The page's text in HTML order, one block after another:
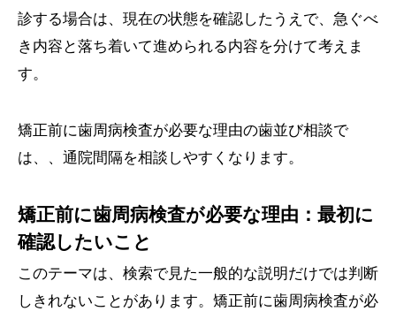
診する場合は、現在の状態を確認したうえで、急ぐべ
き内容と落ち着いて進められる内容を分けて考えま
す。
矯正前に歯周病検査が必要な理由の歯並び相談で
は、、通院間隔を相談しやすくなります。
矯正前に歯周病検査が必要な理由：最初に
確認したいこと
このテーマは、検索で見た一般的な説明だけでは判断
しきれないことがあります。矯正前に歯周病検査が必